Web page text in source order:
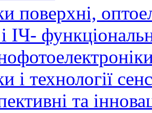
поверхні,
ІЧ-
і технології
та